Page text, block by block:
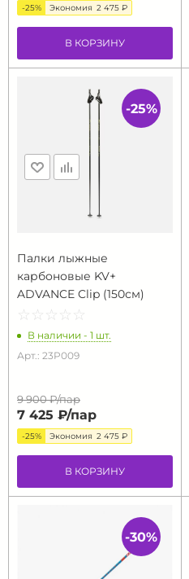
-25% Экономия 2 475 ₽
В КОРЗИНУ
Палки лыжные
карбоновые KV+
ADVANCE Clip (150см)
☆ ☆ ☆ ☆ ☆
★ ★ ★ ★ ★
В наличии - 1 шт.
Арт.: 23P009
9 900 ₽/пар
7 425 ₽/пар
-25% Экономия 2 475 ₽
В КОРЗИНУ
-25%
-30%